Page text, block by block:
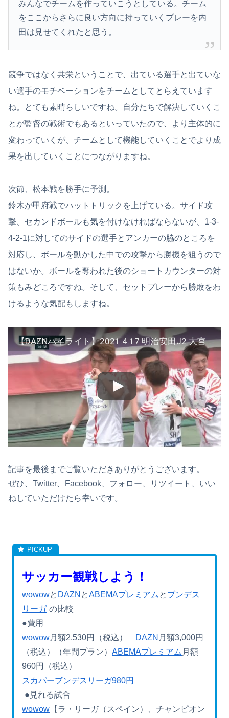
みんなでチームを作っていこうとしている。チーム
をここからさらに良い方向に持っていくプレーを内
田は見せてくれたと思う。
競争ではなく共栄ということで、出ている選手と出ていな
い選手のモチベーションをチームとしてとらえています
ね。とても素晴らしいですね。自分たちで解決していくこ
とが監督の戦術でもあるといっていたので、より主体的に
変わっていくが、チームとして機能していくことでより成
果を出していくことにつながりますね。
次節、松本戦を勝手に予測。
鈴木が甲府戦でハットトリックを上げている。サイド攻
撃、セカンドボールも気を付けなければならないが、1-3-
4-2-1に対してのサイドの選手とアンカーの脇のところを
対応し、ボールを動かした中での攻撃から勝機を狙うので
はないか。ボールを奪われた後のショートカウンターの対
策もみどころですね。そして、セットプレーから勝敗をわ
けるような気配もしますね。
【DAZNハイライト】2021.4.17 明治安田J2 大宮アルディージャ vs 愛媛FC
記事を最後までご覧いただきありがとうございます。
ぜひ、Twitter、Facebook、フォロー、リツイート、いい
ねしていただけたら幸いです。
サッカー観戦しよう！
wowowと DAZN とABEMAプレミアム と ブンデス
リーガ の比較
●費用
wowow月額2,530円（税込） DAZN 月額3,000円
（税込）（年間プラン）ABEMAプレミアム 月額
960円（税込）
スカパーブンデスリーガ980円
●見れる試合
wowow 【ラ・リーガ（スペイン）、チャンピオン